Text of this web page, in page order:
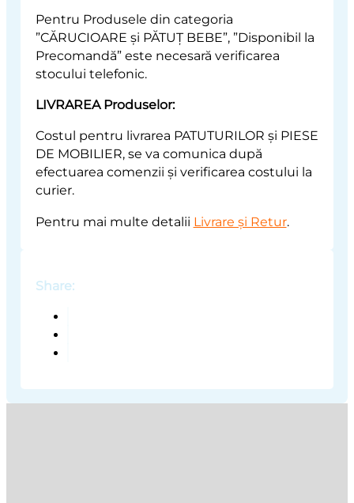
Pentru Produsele din categoria
”CĂRUCIOARE și PĂTUȚ BEBE”, ”Disponibil la
Precomandă” este necesară verificarea
stocului telefonic.
LIVRAREA Produselor:
Costul pentru livrarea PATUTURILOR și PIESE
DE MOBILIER, se va comunica după
efectuarea comenzii și verificarea costului la
curier.
Pentru mai multe detalii Livrare și Retur.
Share: